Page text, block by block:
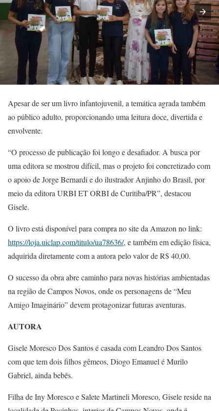
Apesar de ser um livro infantojuvenil, a temática agrada também
ao público adulto, proporcionando uma leitura doce, divertida e
envolvente.
“O processo de publicação foi longo e desafiador. A busca por
uma editora se mostrou difícil, mas o projeto foi concretizado com
o apoio de Jorge Bernardi e do ilustrador Anjinho do Brasil, por
meio da editora URBI ET ORBI de Curitiba/PR”, destacou
Gisele.
O livro está disponível para compra no site da Amazon no link:
https://loja.uiclap.com/titulo/ua78636/, e também em edição física,
adquirida diretamente com a autora pelo valor de R$ 40,00.
O sucesso da obra abre caminho para novas histórias ambientadas
na região de Campos Novos, onde os personagens de “Meu
Amigo Imaginário” devem protagonizar futuras aventuras.
AUTORA
Gisele Moresco Dos Santos é casada com Leandro Dos Santos
com que tem dois filhos gêmeos, Diogo Emanuel é Murilo
Gabriel, ainda bebês.
Filha de Iny Moresco e Salete Martineli Moresco, Gisele reside na